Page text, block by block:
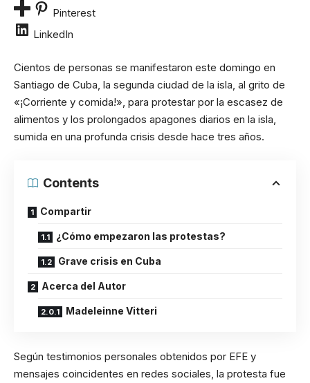
Pinterest
LinkedIn
Cientos de personas se manifestaron este domingo en
Santiago de Cuba, la segunda ciudad de la isla, al grito de
«¡Corriente y comida!», para protestar por la escasez de
alimentos y los prolongados apagones diarios en la isla,
sumida en una profunda crisis desde hace tres años.
Contents
Compartir
¿Cómo empezaron las protestas?
Grave crisis en Cuba
Acerca del Autor
Madeleinne Vitteri
Según testimonios personales obtenidos por EFE y
mensajes coincidentes en redes sociales, la protesta fue